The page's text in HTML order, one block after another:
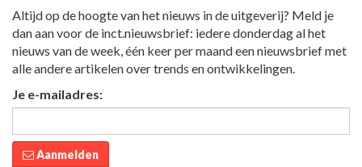
Altijd op de hoogte van het nieuws in de uitgeverij? Meld je
dan aan voor de inct.nieuwsbrief: iedere donderdag al het
nieuws van de week, één keer per maand een nieuwsbrief met
alle andere artikelen over trends en ontwikkelingen.
Je e-mailadres:
Aanmelden